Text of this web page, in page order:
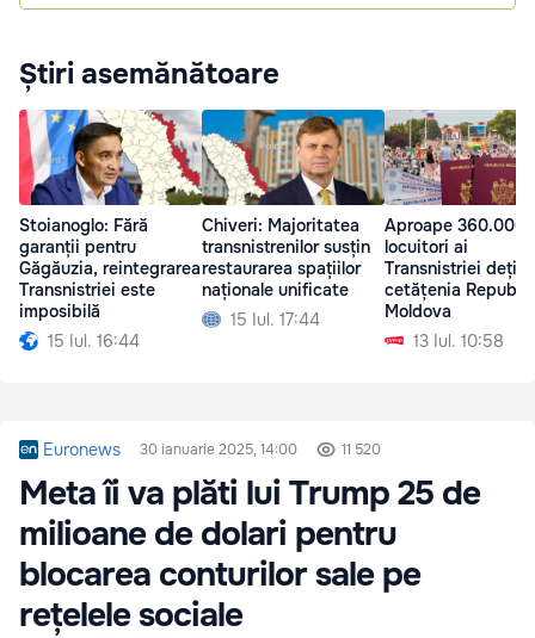
Știri asemănătoare
Stoianoglo: Fără
garanții pentru
Găgăuzia, reintegrarea
Transnistriei este
imposibilă
15 Iul. 16:44
Chiveri: Majoritatea
transnistrenilor susțin
restaurarea spațiilor
naționale unificate
15 Iul. 17:44
Aproape 360.000
locuitori ai
Transnistriei dețin
cetățenia
Moldova
13 Iul. 10:58
Euronews 30 ianuarie 2025, 14:00 11 520
Meta îi va plăti lui Trump 25 de
milioane de dolari pentru
blocarea conturilor sale pe
rețelele sociale